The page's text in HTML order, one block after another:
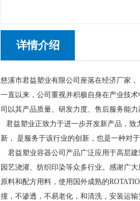
详情介绍
慈溪市君益塑业有限公司座落在经济厂家
一直以来，公司重视并积极自身在产业技
司以其产品质量、研发力度、售后服务能力
君益塑业正致力于进一步开发新产品，致
新， 是服务于该行业的创新，也是一种对
君益塑业容器公司产品广泛应用于高层建
园艺浇灌、纺织印染等众多行业。感谢广
原料和配方用料，使用国外成熟的
撞，不渗透，不易老化，和清洗，安装运